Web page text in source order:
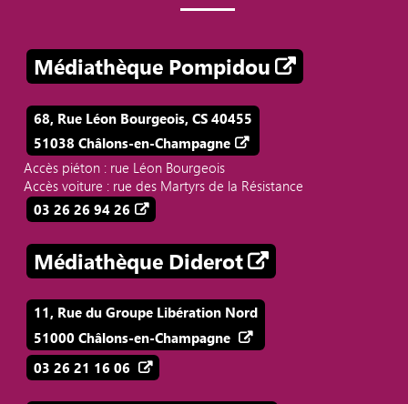
Médiathèque Pompidou
68, Rue Léon Bourgeois, CS 40455
51038 Châlons-en-Champagne
Accès piéton : rue Léon Bourgeois
Accès voiture : rue des Martyrs de la Résistance
03 26 26 94 26
Médiathèque Diderot
11, Rue du Groupe Libération Nord
51000 Châlons-en-Champagne
03 26 21 16 06